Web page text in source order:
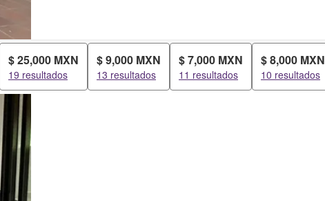
$ 25,000 MXN
19 resultados
$ 9,000 MXN
13 resultados
$ 7,000 MXN
11 resultados
$ 8,000 MXN
10 resultados